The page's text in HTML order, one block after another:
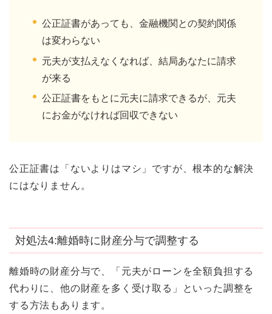
公正証書があっても、金融機関との契約関係
は変わらない
元夫が支払えなくなれば、結局あなたに請求
が来る
公正証書をもとに元夫に請求できるが、元夫
にお金がなければ回収できない
公正証書は「ないよりはマシ」ですが、根本的な解決
にはなりません。
対処法4:離婚時に財産分与で調整する
離婚時の財産分与で、「元夫がローンを全額負担する
代わりに、他の財産を多く受け取る」といった調整を
する方法もあります。